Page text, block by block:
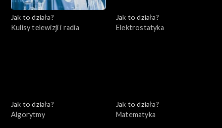
Jak to działa?
Kulisy telewizji i radia
Jak to działa?
Elektrostatyka
Jak to działa?
Algorytmy
Jak to działa?
Matematyka